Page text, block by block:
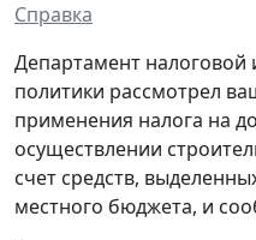
Справка
Департамент
политики рассмотрел
применения налога на
осуществлении
счет средств,
местного бюджета, и